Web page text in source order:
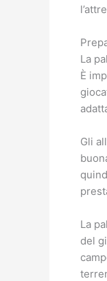
La
È
Gli
La
del